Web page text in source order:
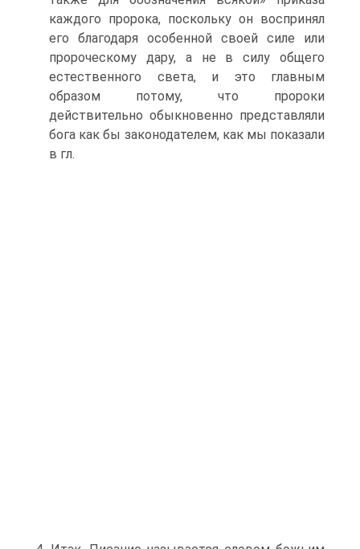
каждого пророка, поскольку он воспринял
его благодаря особенной своей силе или
пророческому дару, а не в силу общего
естественного света, и это главным
образом потому, что пророки
действительно обыкновенно представляли
бога как бы законодателем, как мы показали
в гл.